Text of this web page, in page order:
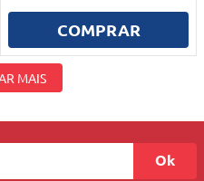
COMPRAR
MAIS
Ok